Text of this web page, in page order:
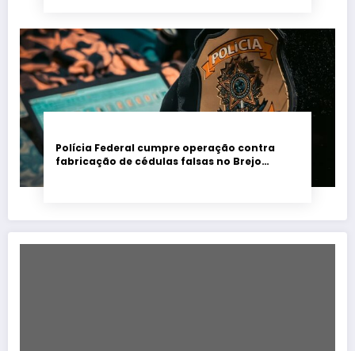
Polícia Federal cumpre operação contra
fabricação de cédulas falsas no Brejo